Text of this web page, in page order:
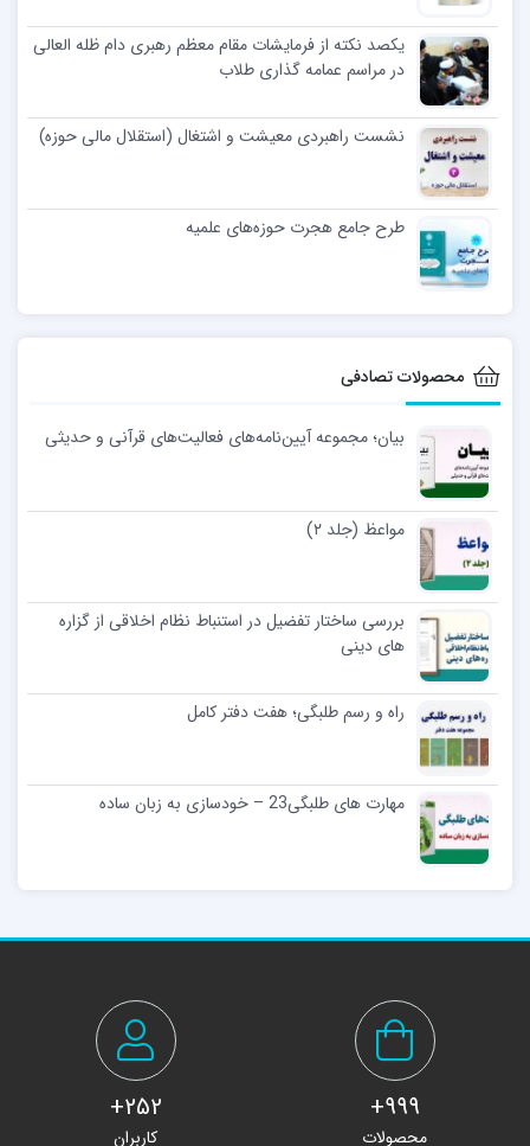
یکصد نکته از فرمایشات مقام معظم رهبری دام ظله العالی
در مراسم عمامه گذاری طلاب
نشست راهبردی معیشت و اشتغال (استقلال مالی حوزه)
طرح جامع هجرت حوزه‌های علمیه
محصولات تصادفی
بیان؛ مجموعه آیین‌نامه‌های فعالیت‌های قرآنی و حدیثی
مواعظ (جلد ۲)
بررسی ساختار تفضیل در استنباط نظام اخلاقی از گزاره
های دینی
راه و رسم طلبگی؛ هفت دفتر کامل
مهارت های طلبگی23 – خودسازی به زبان ساده
999+
محصولات
252+
کاربران